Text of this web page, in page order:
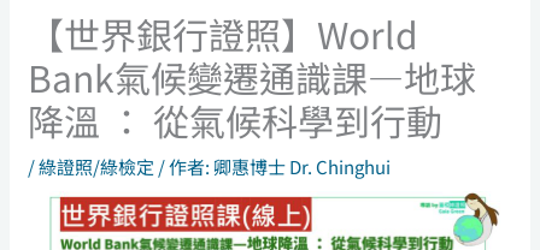
【世界銀行證照】World
Bank氣候變遷通識課—地球
降溫 ： 從氣候科學到行動
/綠證照/綠檢定 / 作者: 卿惠博士 Dr. Chinghui